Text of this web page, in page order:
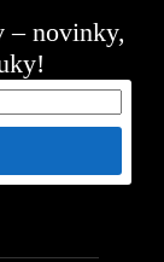
– novinky,